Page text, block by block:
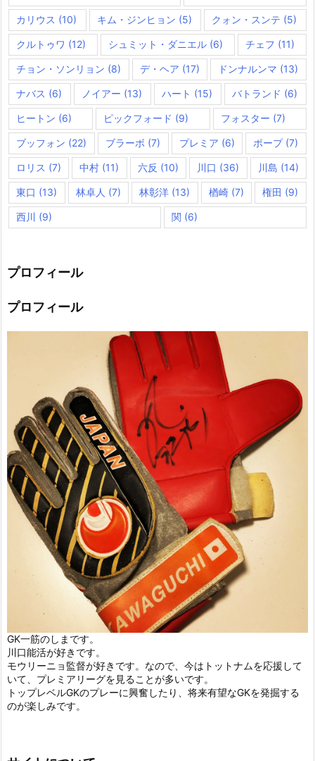
カリウス (10) キム・ジンヒョン (5) クォン・スンテ (5)
クルトゥワ (12) シュミット・ダニエル (6) チェフ (11)
チョン・ソンリョン (8) デ・ヘア (17) ドンナルンマ (13)
ナバス (6) ノイアー (13) ハート (15) バトランド (6)
ヒートン (6) ピックフォード (9) フォスター (7)
ブッフォン (22) ブラーボ (7) プレミア (6) ポープ(7)
ロリス (7) 中村 (11) 六反 (10) 川口 (36) 川島 (14)
東口 (13) 林卓人 (7) 林彰洋 (13) 楢崎(7) 権田 (9)
西川 (9) 関 (6)
プロフィール
プロフィール
GK一筋のしまです。
川口能活が好きです。
モウリーニョ監督が好きです。なので、今はトットナムを応援して
いて、プレミアリーグを見ることが多いです。
トップレベルGKのプレーに興奮したり、将来有望なGKを発掘する
のが楽しみです。